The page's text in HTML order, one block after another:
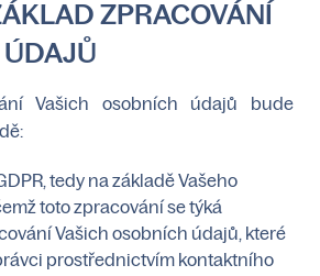
ZPRACOVÁNÍ
Vašich osobních údajů bude
tedy na základě Vašeho
toto zpracování se týká
Vašich osobních údajů, které
prostřednictvím kontaktního